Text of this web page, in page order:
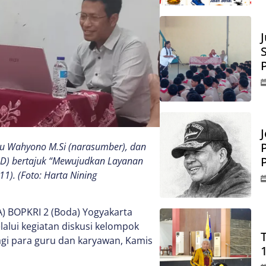
Wahyono M.Si (narasumber), dan
bertajuk “Mewujudkan Layanan
(Foto: Harta Nining
BOPKRI 2 (Boda) Yogyakarta
kegiatan diskusi kelompok
para guru dan karyawan, Kamis